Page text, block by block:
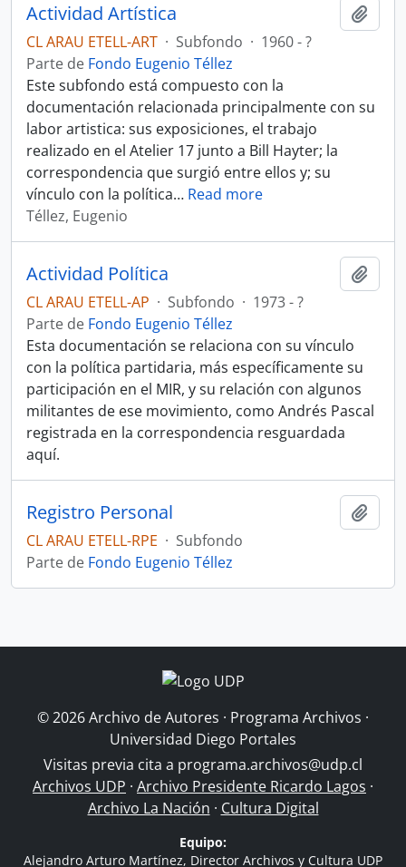
Actividad Artística
CL ARAU ETELL-ART · Subfondo · 1960 - ?
Parte de Fondo Eugenio Téllez
Este subfondo está compuesto con la
documentación relacionada principalmente con su
labor artistica: sus exposiciones, el trabajo
realizado en el Atelier 17 junto a Bill Hayter; la
correspondencia que surgió entre ellos y; su
vínculo con la política… Read more
Téllez, Eugenio
Actividad Política
CL ARAU ETELL-AP · Subfondo · 1973 - ?
Parte de Fondo Eugenio Téllez
Esta documentación se relaciona con su vínculo
con la política partidaria, más específicamente su
participación en el MIR, y su relación con algunos
militantes de ese movimiento, como Andrés Pascal
registrada en la correspondencia resguardada
aquí.
Registro Personal
CL ARAU ETELL-RPE · Subfondo
Parte de Fondo Eugenio Téllez
© 2026 Archivo de Autores · Programa Archivos ·
Universidad Diego Portales
Visitas previa cita a programa.archivos@udp.cl
Archivos UDP · Archivo Presidente Ricardo Lagos ·
Archivo La Nación · Cultura Digital
Equipo:
Alejandro Arturo Martínez, Director Archivos y Cultura UDP